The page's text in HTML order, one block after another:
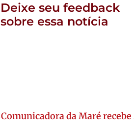
Deixe seu feedback
sobre essa notícia
Comunicadora da Maré